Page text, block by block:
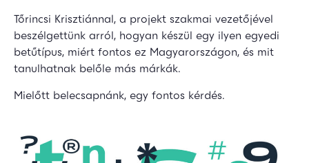
Tőrincsi Krisztiánnal, a projekt szakmai vezetőjével
beszélgettünk arról, hogyan készül egy ilyen egyedi
betűtípus, miért fontos ez Magyarországon, és mit
tanulhatnak belőle más márkák.
Mielőtt belecsapnánk, egy fontos kérdés.